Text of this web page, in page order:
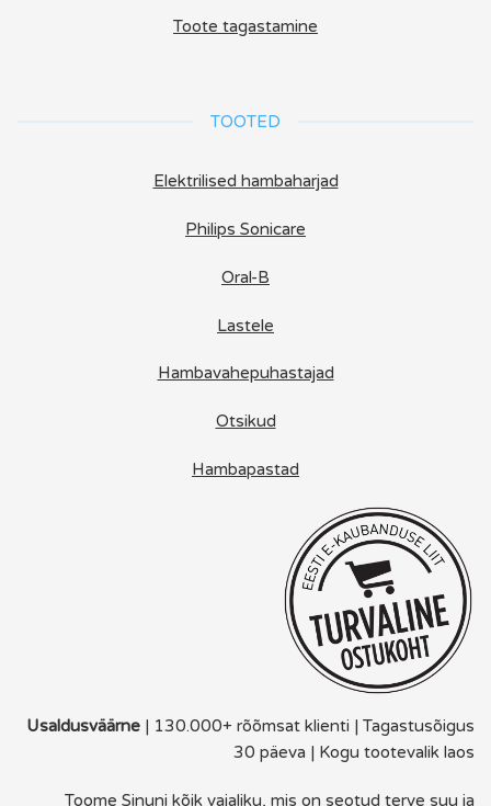
Toote tagastamine
TOOTED
Elektrilised hambaharjad
Philips Sonicare
Oral-B
Lastele
Hambavahepuhastajad
Otsikud
Hambapastad
Usaldusväärne | 130.000+ rõõmsat klienti | Tagastusõigus
30 päeva | Kogu tootevalik laos
Toome Sinuni kõik vajaliku, mis on seotud terve suu ja